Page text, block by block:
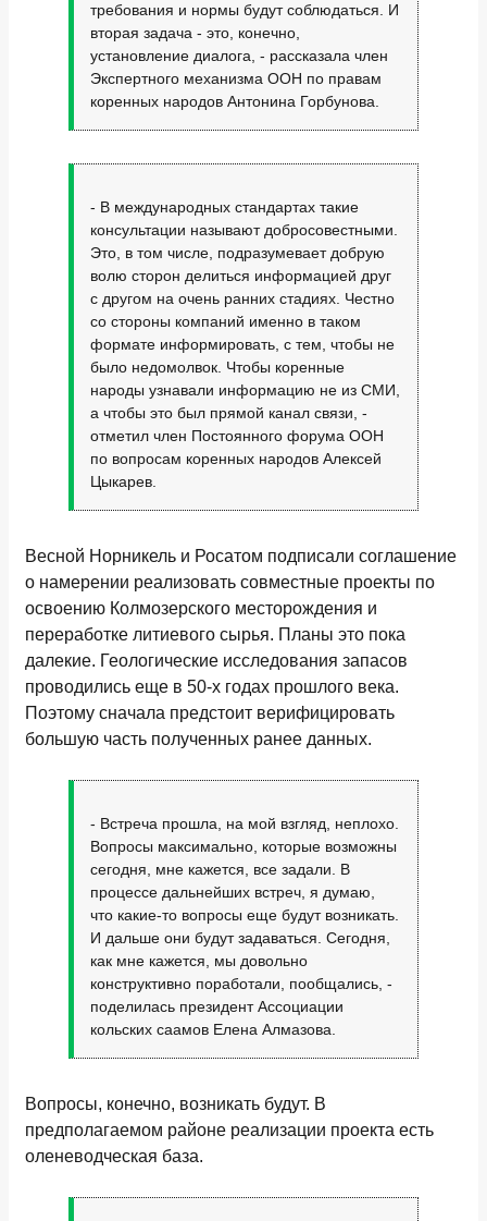
требования и нормы будут соблюдаться. И
вторая задача - это, конечно,
установление диалога, - рассказала член
Экспертного механизма ООН по правам
коренных народов Антонина Горбунова.
- В международных стандартах такие
консультации называют добросовестными.
Это, в том числе, подразумевает добрую
волю сторон делиться информацией друг
с другом на очень ранних стадиях. Честно
со стороны компаний именно в таком
формате информировать, с тем, чтобы не
было недомолвок. Чтобы коренные
народы узнавали информацию не из СМИ,
а чтобы это был прямой канал связи, -
отметил член Постоянного форума ООН
по вопросам коренных народов Алексей
Цыкарев.
Весной Норникель и Росатом подписали соглашение
о намерении реализовать совместные проекты по
освоению Колмозерского месторождения и
переработке литиевого сырья. Планы это пока
далекие. Геологические исследования запасов
проводились еще в 50-х годах прошлого века.
Поэтому сначала предстоит верифицировать
большую часть полученных ранее данных.
- Встреча прошла, на мой взгляд, неплохо.
Вопросы максимально, которые возможны
сегодня, мне кажется, все задали. В
процессе дальнейших встреч, я думаю,
что какие-то вопросы еще будут возникать.
И дальше они будут задаваться. Сегодня,
как мне кажется, мы довольно
конструктивно поработали, пообщались, -
поделилась президент Ассоциации
кольских саамов Елена Алмазова.
Вопросы, конечно, возникать будут. В
предполагаемом районе реализации проекта есть
оленеводческая база.